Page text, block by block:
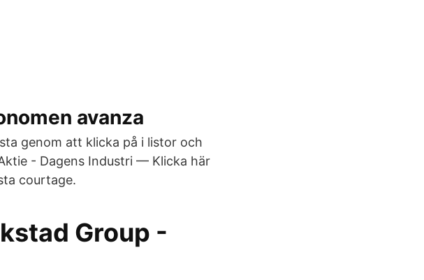
avanza
genom att klicka på i listor och
- Dagens Industri — Klicka här
courtage.
Group -